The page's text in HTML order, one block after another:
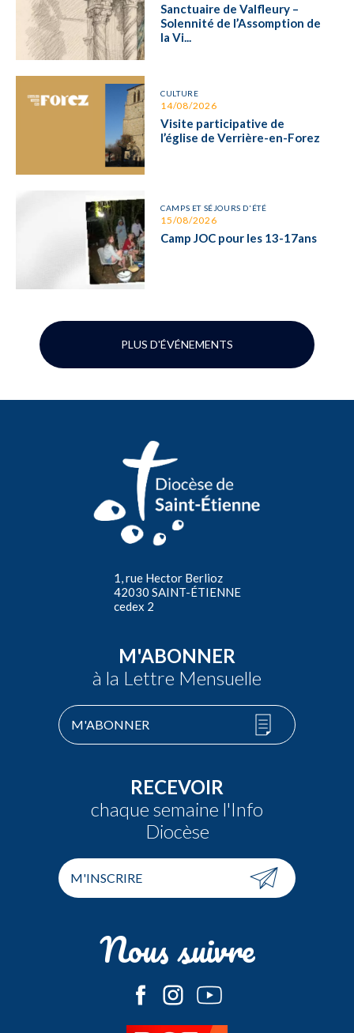
PLUS D'ÉVÉNEMENTS
Sanctuaire de Valfleury –
Solennité de l’Assomption de
la Vi...
CULTURE
14/08/2026
Visite participative de
l’église de Verrière-en-Forez
CAMPS ET SÉJOURS D'ÉTÉ
15/08/2026
Camp JOC pour les 13-17ans
1, rue Hector Berlioz
42030 SAINT-ÉTIENNE
cedex 2
M'ABONNER
à la Lettre Mensuelle
M'ABONNER
RECEVOIR
chaque semaine l'Info
Diocèse
M'INSCRIRE
Nous suivre